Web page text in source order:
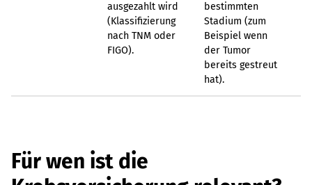
ausgezahlt wird
(Klassifizierung
nach TNM oder
FIGO).
bestimmten
Stadium (zum
Beispiel wenn
der Tumor
bereits gestreut
hat).
Für wen ist die